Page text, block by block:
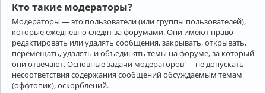
Кто такие модераторы?
Модераторы — это пользователи (или группы пользователей),
которые ежедневно следят за форумами. Они имеют право
редактировать или удалять сообщения, закрывать, открывать,
перемещать, удалять и объединять темы на форуме, за который
они отвечают. Основные задачи модераторов — не допускать
несоответствия содержания сообщений обсуждаемым темам
(оффтопик), оскорблений.